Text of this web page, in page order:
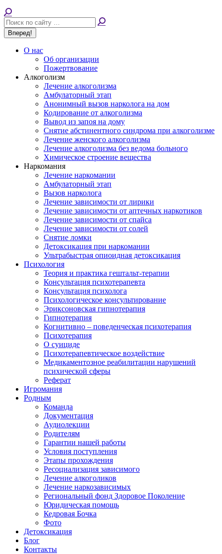
Поиск:
О нас
Об организации
Пожертвование
Алкоголизм
Лечение алкоголизма
Амбулаторный этап
Анонимный вызов нарколога на дом
Кодирование от алкоголизма
Вывод из запоя на дому
Снятие абстинентного синдрома при алкоголизме
Лечение женского алкоголизма
Лечение алкоголизма без ведома больного
Химическое строение вещества
Наркомания
Лечение наркомании
Амбулаторный этап
Вызов нарколога
Лечение зависимости от лирики
Лечение зависимости от аптечных наркотиков
Лечение зависимости от спайса
Лечение зависимости от солей
Снятие ломки
Детоксикация при наркомании
Ультрабыстрая опиоидная детоксикация
Психология
Теория и практика гештальт-терапии
Консультация психотерапевта
Консультация психолога
Психологическое консультирование
Эриксоновская гипнотерапия
Гипнотерапия
Когнитивно – поведенческая психотерапия
Психотерапия
О суициде
Психотерапевтическое воздействие
Медикаментозное реабилитации нарушений
психической сферы
Реферат
Игромания
Родным
Команда
Документация
Аудиолекции
Родителям
Гарантии нашей работы
Условия поступления
Этапы прохождения
Ресоциализация зависимого
Лечение алкоголиков
Лечение наркозависимых
Региональный фонд Здоровое Поколение
Юридическая помощь
Кедровая Бочка
Фото
Детоксикация
Блог
Контакты